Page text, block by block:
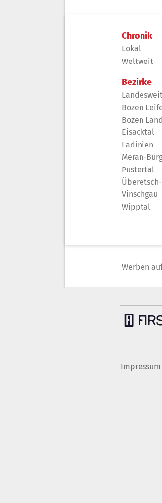
Chronik
Lokal
Weltweit
Bezirke
Landesweit
Bozen
Bozen Land
Eisacktal
Ladinien
Meran-
Pustertal
Vinschgau
Wipptal
Werben auf
Impressum